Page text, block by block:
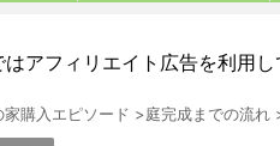
はアフィリエイト広告を利用し
家購入エピソード >庭完成までの流れ